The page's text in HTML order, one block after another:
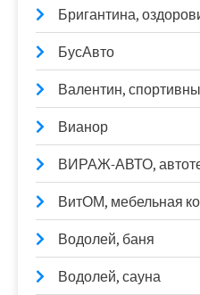
Бригантина,
БусАвто
Валентин,
Вианор
ВИРАЖ-АВТО,
ВитОМ, мебельная
Водолей, баня
Водолей, сауна